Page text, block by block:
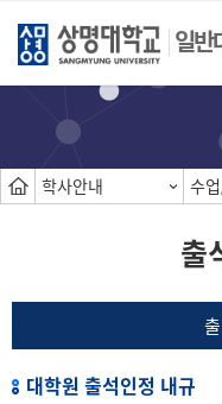
일반
학사안내 수
출
대학원 출석인정 내규